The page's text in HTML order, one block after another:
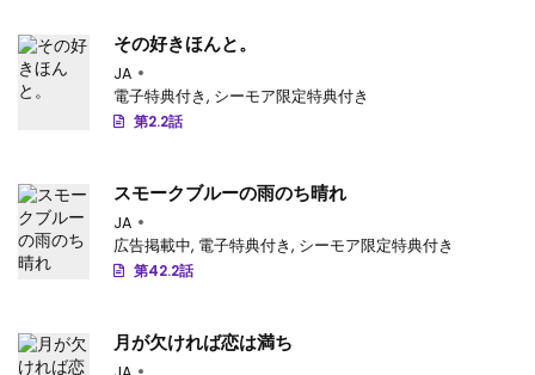
その好きほんと。
JA
電子特典付き, シーモア限定特典付き
第2.2話
スモークブルーの雨のち晴れ
JA
広告掲載中, 電子特典付き, シーモア限定特典付き
第42.2話
月が欠ければ恋は満ち